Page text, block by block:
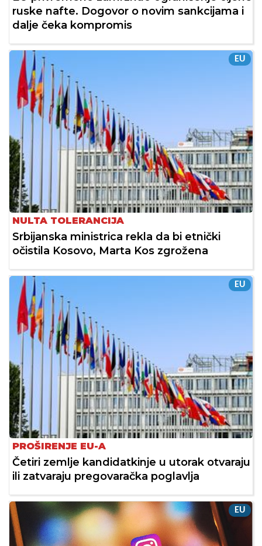
ruske nafte. Dogovor o novim sankcijama i
dalje čeka kompromis
EU
NULTA TOLERANCIJA
Srbijanska ministrica rekla da bi etnički
očistila Kosovo, Marta Kos zgrožena
EU
PROŠIRENJE EU-A
Četiri zemlje kandidatkinje u utorak otvaraju
ili zatvaraju pregovaračka poglavlja
EU